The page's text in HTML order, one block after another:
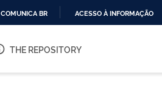
O
COMUNICA BR ACESSO À INFORMAÇÃO
THE REPOSITORY